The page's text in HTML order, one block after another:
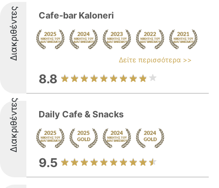
Διακριθέντες Cafe-bar Kaloneri
Δείτε περισσότερα >>
8.8
Διακριθέντες Daily Cafe & Snacks
9.5